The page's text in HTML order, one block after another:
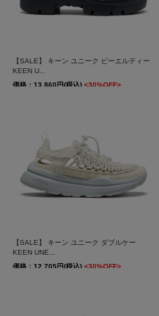
【SALE】 キーン ユニーク ピーエルティー
KEEN U...
価格：13,860円(税込) <30%OFF>
【SALE】 キーン ユニーク ダブルケー
KEEN UNE...
価格：12,705円(税込) <30%OFF>